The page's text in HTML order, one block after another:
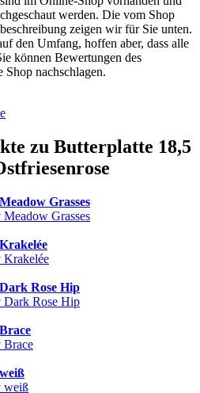
werden. Die vom Shop
zeigen wir für Sie unten.
den Umfang, hoffen aber, dass alle
können Bewertungen des
nachschlagen.
zu Butterplatte 18,5
Grasses
Rose Hip